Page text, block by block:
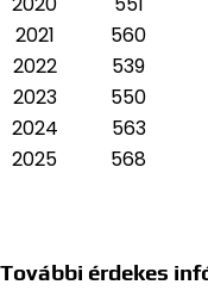
2021
560
2022
539
2023
550
2024
563
2025
568
További érdekes